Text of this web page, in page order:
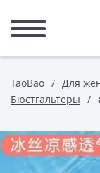
TaoBao Для
Бюстгальтеры